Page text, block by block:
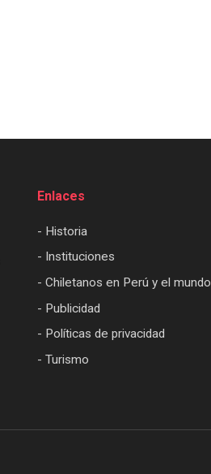
Enlaces
- Historia
- Instituciones
- Chiletanos en Perú y el mundo
- Publicidad
- Políticas de privacidad
- Turismo